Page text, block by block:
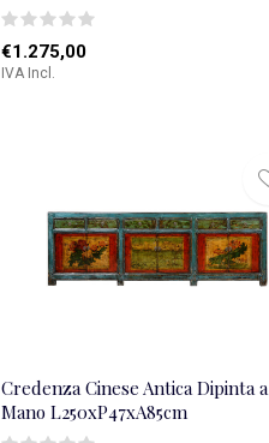
€1.275,00
IVA Incl.
Credenza Cinese Antica Dipinta a
Mano L250xP47xA85cm